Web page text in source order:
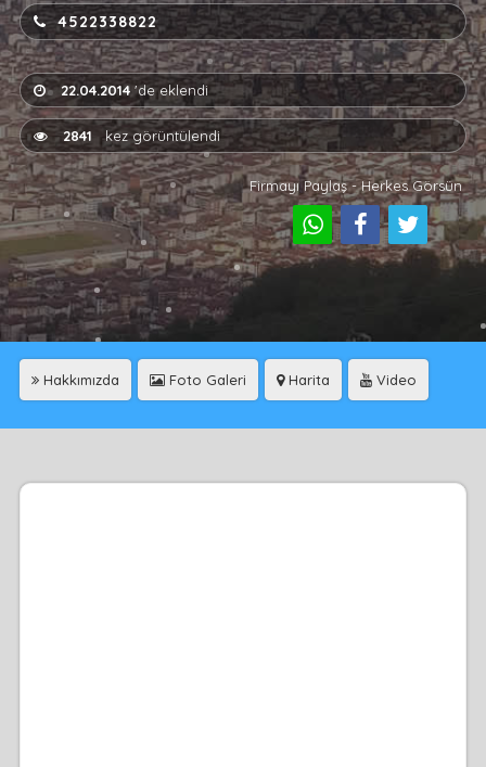
4522338822
22.04.2014'de eklendi
2841 kez görüntülendi
Firmayı Paylaş - Herkes Görsün
Hakkımızda Foto Galeri Harita Video